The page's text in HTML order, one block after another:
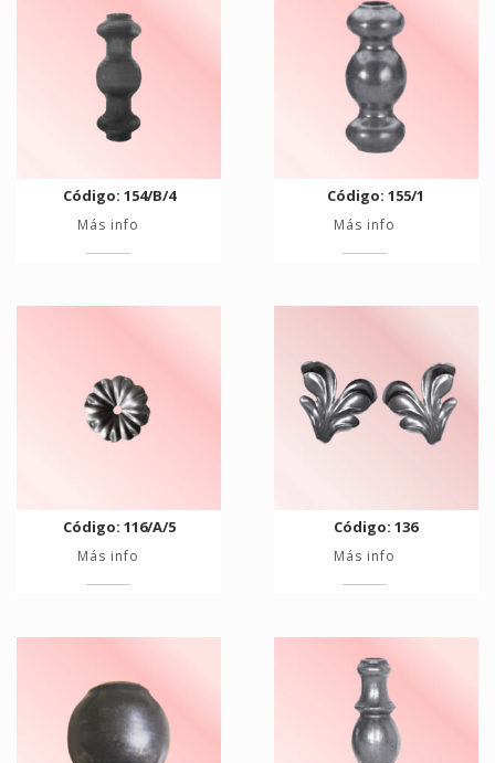
Código: 154/B/4
Más info
Código: 155/1
Más info
Código: 116/A/5
Más info
Código: 136
Más info